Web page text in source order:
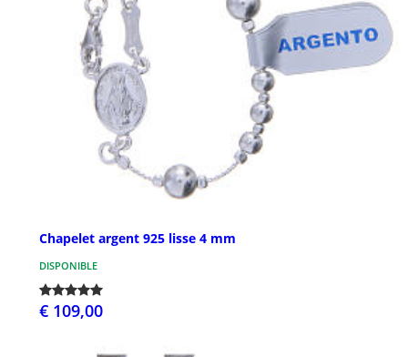
Chapelet argent 925 lisse 4 mm
DISPONIBLE
€ 109,00